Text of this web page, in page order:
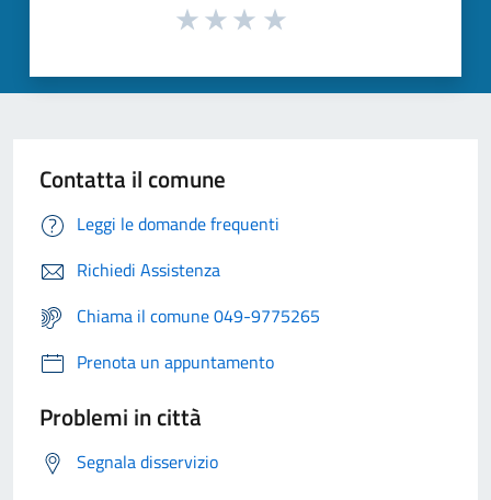
Contatta il comune
Leggi le domande frequenti
Richiedi Assistenza
Chiama il comune 049-9775265
Prenota un appuntamento
Problemi in città
Segnala disservizio